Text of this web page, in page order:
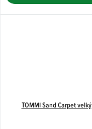
TOMMI Sand Carpet velký